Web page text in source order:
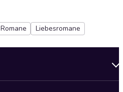
Romane Liebesromane